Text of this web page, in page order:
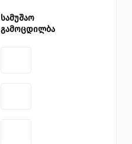
სამუშაო
გამოცდილბა